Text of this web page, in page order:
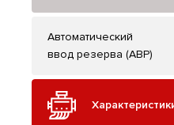
Автоматический
ввод резерва (АВР)